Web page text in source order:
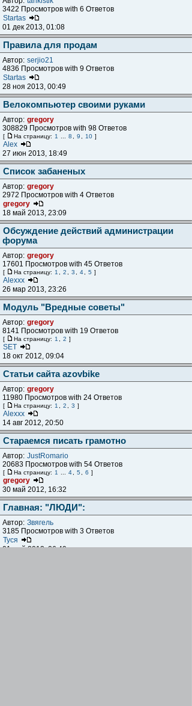
3422 Просмотров with 6 Ответов
Startas
01 дек 2013, 01:08
Правила для продам
Автор: serjio21
4836 Просмотров with 9 Ответов
Startas
28 ноя 2013, 00:49
Велокомпьютер своими руками
Автор: gregory
308829 Просмотров with 98 Ответов
[ На страницу: 1 8 9 10 ]
Alex
27 июн 2013, 18:49
Список забаненых
Автор: gregory
2972 Просмотров with 4 Ответов
gregory
18 май 2013, 23:09
Обсуждение действий администрации
форума
Автор: gregory
17601 Просмотров with 45 Ответов
[ На страницу: 1 2 3 4 5 ]
Alexxx
26 мар 2013, 23:26
Модуль "Вредные советы"
Автор: gregory
8141 Просмотров with 19 Ответов
[ На страницу: 1 2 ]
SET
18 окт 2012, 09:04
Статьи сайта azovbike
Автор: gregory
11980 Просмотров with 24 Ответов
[ На страницу: 1 2 3 ]
Alexxx
14 авг 2012, 20:50
Стараемся писать грамотно
Автор: JustRomario
20683 Просмотров with 54 Ответов
[ На страницу: 1 4 5 6 ]
gregory
30 май 2012, 16:32
Главная: "ЛЮДИ":
Автор: Звягель
3185 Просмотров with 3 Ответов
Туся
01 май 2012, 06:49